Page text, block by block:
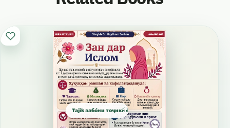
мешунавем ва фиристодагони Мо наздики
онҳо менависанд”. (Зухруф:80).
اللغة الطاجيكية
Забони Тоҷикӣ
Tajik забо́ни тоҷикӣ́ الطاجيكية